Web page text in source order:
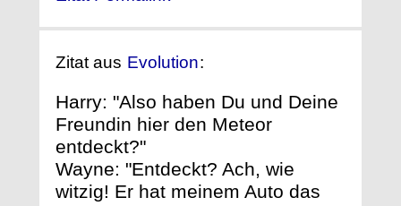
Zitat aus Evolution:
Harry: "Also haben Du und Deine
Freundin hier den Meteor
entdeckt?"
Wayne: "Entdeckt? Ach, wie
witzig! Er hat meinem Auto das